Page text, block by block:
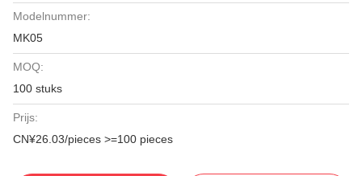
Modelnummer:
MK05
MOQ:
100 stuks
Prijs:
CN¥26.03/pieces >=100 pieces